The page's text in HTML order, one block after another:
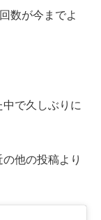
数が今までよ
で久しぶりに
他の投稿より